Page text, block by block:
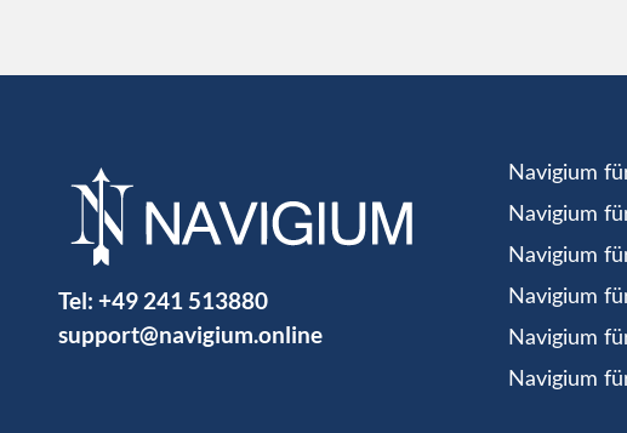
Tel: +49 241 513880
support@navigium.online
Navigium
Navigium
Navigium
Navigium
Navigium
Navigium